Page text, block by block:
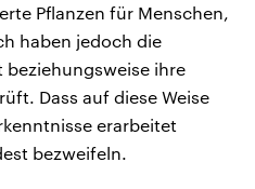
Pflanzen für Menschen,
haben jedoch die
beziehungsweise ihre
Dass auf diese Weise
erarbeitet
bezweifeln.